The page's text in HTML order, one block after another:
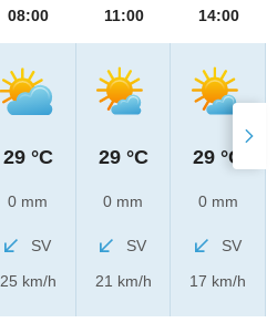
08:00
29 °C
0 mm
SV
25 km/h
11:00
29 °C
0 mm
SV
21 km/h
14:00
29 °C
0 mm
SV
17 km/h